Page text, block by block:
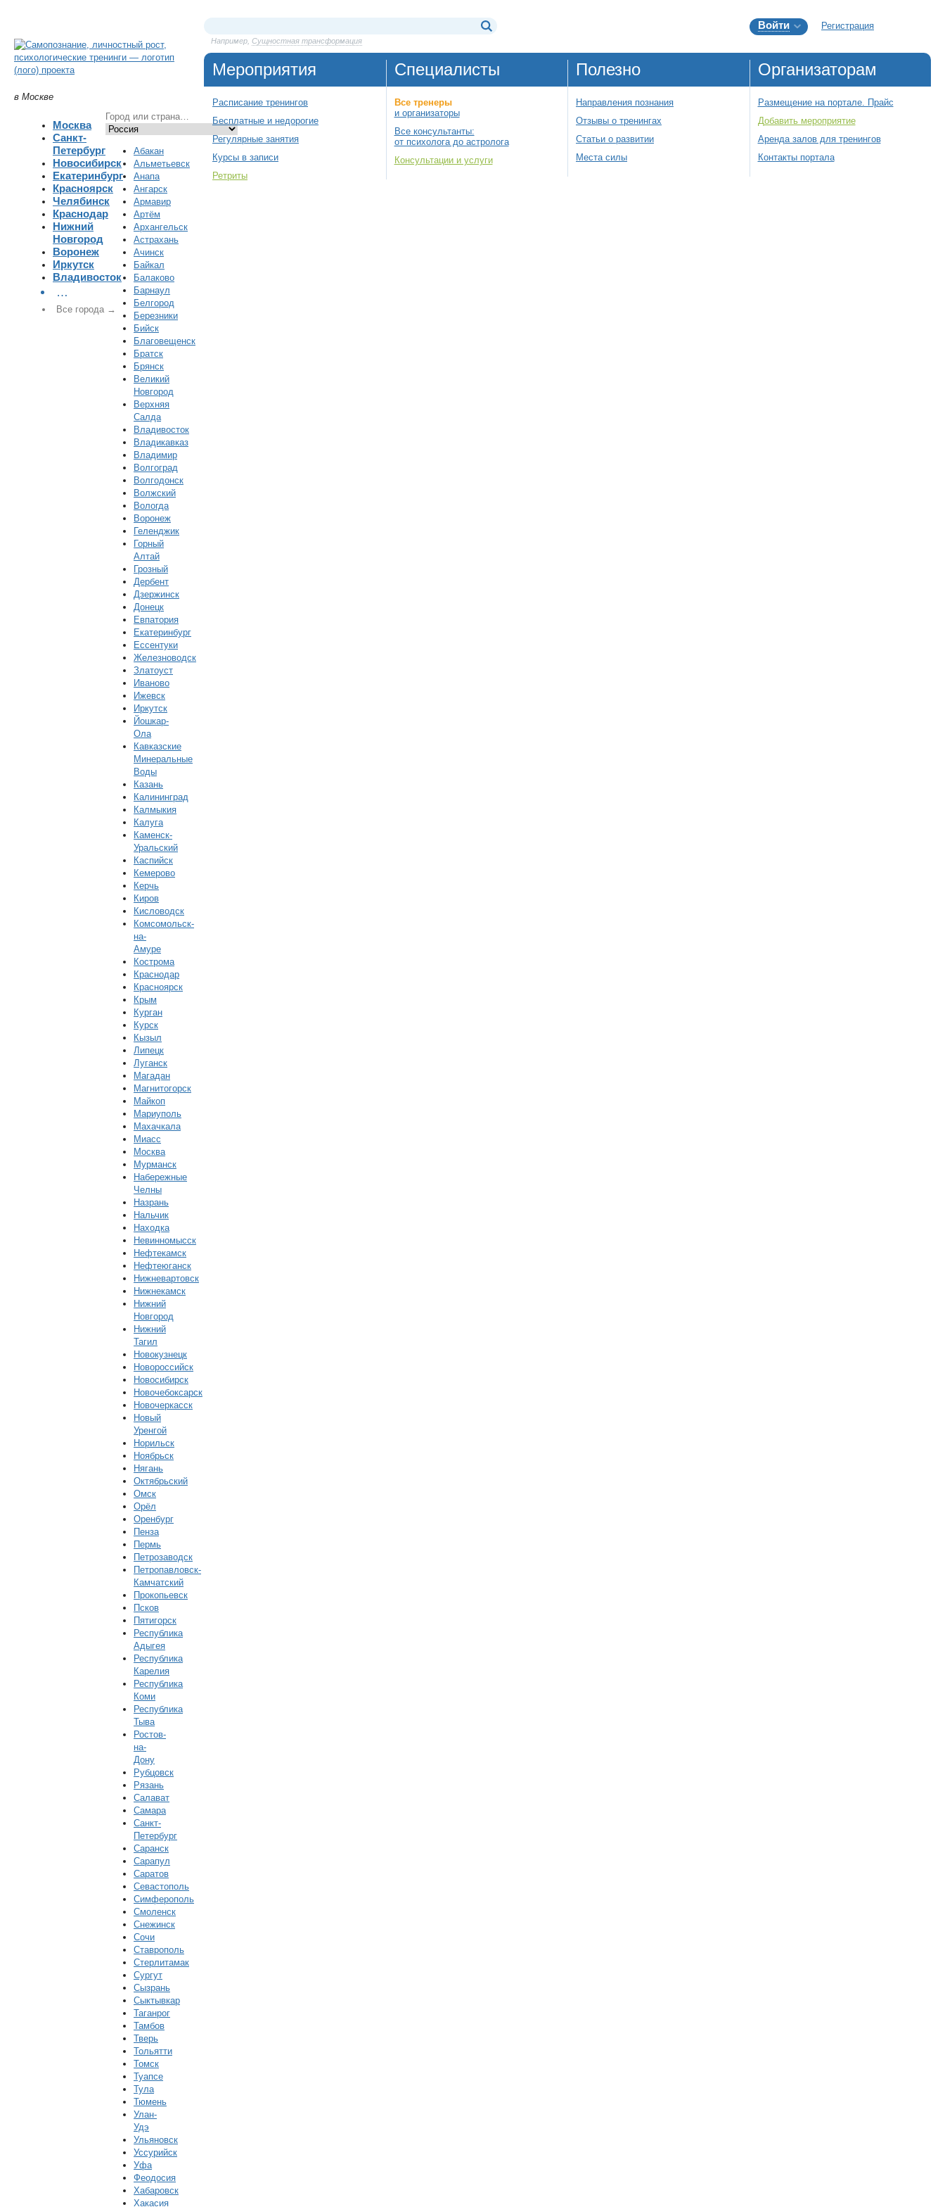
в Москве
Москва
Санкт-
Петербург
Новосибирск
Екатеринбург
Красноярск
Челябинск
Краснодар
Нижний
Новгород
Воронеж
Иркутск
Владивосток
…
Все города →
Абакан
Альметьевск
Анапа
Ангарск
Армавир
Артём
Архангельск
Астрахань
Ачинск
Байкал
Балаково
Барнаул
Белгород
Березники
Бийск
Благовещенск
Братск
Брянск
Великий
Новгород
Верхняя
Салда
Владивосток
Владикавказ
Владимир
Волгоград
Волгодонск
Волжский
Вологда
Воронеж
Геленджик
Горный
Алтай
Грозный
Дербент
Дзержинск
Донецк
Евпатория
Екатеринбург
Ессентуки
Железноводск
Златоуст
Иваново
Ижевск
Иркутск
Йошкар-
Ола
Кавказские
Минеральные
Воды
Казань
Калининград
Калмыкия
Калуга
Каменск-
Уральский
Каспийск
Кемерово
Керчь
Киров
Кисловодск
Комсомольск-
на-
Амуре
Кострома
Краснодар
Красноярск
Крым
Курган
Курск
Кызыл
Липецк
Луганск
Магадан
Магнитогорск
Майкоп
Мариуполь
Махачкала
Миасс
Москва
Мурманск
Набережные
Челны
Назрань
Нальчик
Находка
Невинномысск
Нефтекамск
Нефтеюганск
Нижневартовск
Нижнекамск
Нижний
Новгород
Нижний
Тагил
Новокузнецк
Новороссийск
Новосибирск
Новочебоксарск
Новочеркасск
Новый
Уренгой
Норильск
Ноябрьск
Нягань
Октябрьский
Омск
Орёл
Оренбург
Пенза
Пермь
Петрозаводск
Петропавловск-
Камчатский
Прокопьевск
Псков
Пятигорск
Республика
Адыгея
Республика
Карелия
Республика
Коми
Республика
Тыва
Ростов-
на-
Дону
Рубцовск
Рязань
Салават
Самара
Санкт-
Петербург
Саранск
Сарапул
Саратов
Севастополь
Симферополь
Смоленск
Снежинск
Сочи
Ставрополь
Стерлитамак
Сургут
Сызрань
Сыктывкар
Таганрог
Тамбов
Тверь
Тольятти
Томск
Туапсе
Тула
Тюмень
Улан-
Удэ
Ульяновск
Уссурийск
Уфа
Феодосия
Хабаровск
Хакасия
Например, Сущностная трансформация
Войти Регистрация
Мероприятия
Расписание тренингов
Бесплатные и недорогие
Регулярные занятия
Курсы в записи
Ретриты
Специалисты
Все тренеры
и организаторы
Все консультанты:
от психолога до астролога
Консультации и услуги
Полезно
Направления познания
Отзывы о тренингах
Статьи о развитии
Места силы
Организаторам
Размещение на портале. Прайс
Добавить мероприятие
Аренда залов для тренингов
Контакты портала